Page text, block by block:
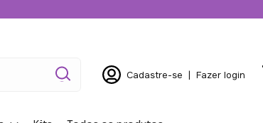
Cadastre-se | Fazer login